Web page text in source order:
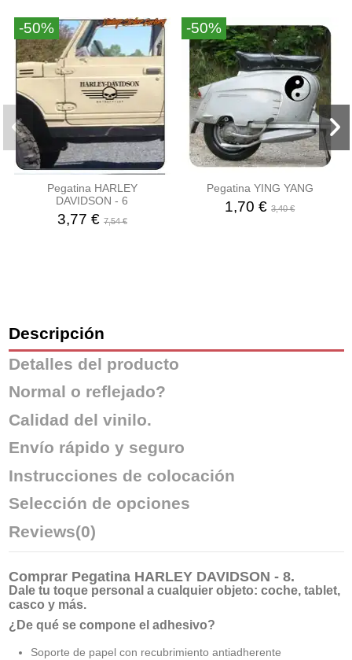
-50%
Pegatina HARLEY
DAVIDSON - 6
3,77 € 7,54 €
-50%
Pegatina YING YANG
1,70 €3,40 €
Descripción
Detalles del producto
Normal o reflejado?
Calidad del vinilo.
Envío rápido y seguro
Instrucciones de colocación
Selección de opciones
Reviews(0)
Comprar Pegatina HARLEY DAVIDSON - 8.
Dale tu toque personal a cualquier objeto: coche, tablet,
casco y más.
¿De qué se compone el adhesivo?
Soporte de papel con recubrimiento antiadherente